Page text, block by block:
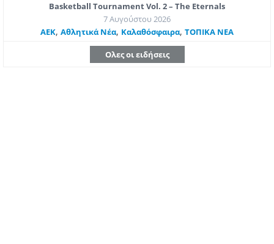
Basketball Tournament Vol. 2 – The Eternals
7 Αυγούστου 2026
ΑΕΚ, Αθλητικά Νέα, Καλαθόσφαιρα, ΤΟΠΙΚΑ ΝΕΑ
Ολες οι ειδήσεις